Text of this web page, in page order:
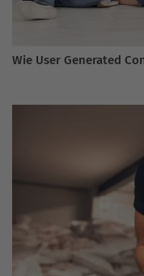
Wie User Generated